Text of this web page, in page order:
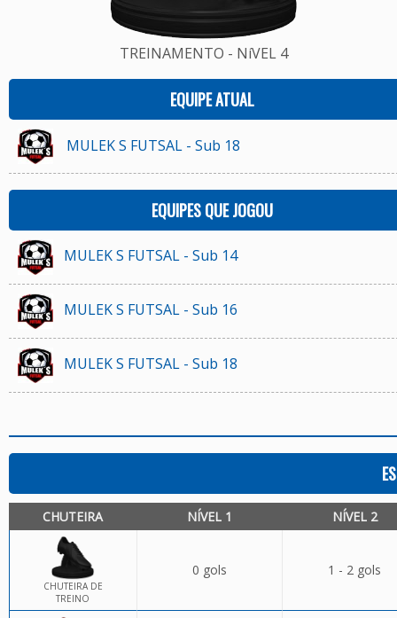
TREINAMENTO - NíVEL 4
EQUIPE ATUAL
MULEK S FUTSAL - Sub 18
EQUIPES QUE JOGOU
MULEK S FUTSAL - Sub 14
MULEK S FUTSAL - Sub 16
MULEK S FUTSAL - Sub 18
CHUTEIRA NÍVEL 1 NÍVEL 2
CHUTEIRA DE
TREINO
0 gols 1 - 2 gols